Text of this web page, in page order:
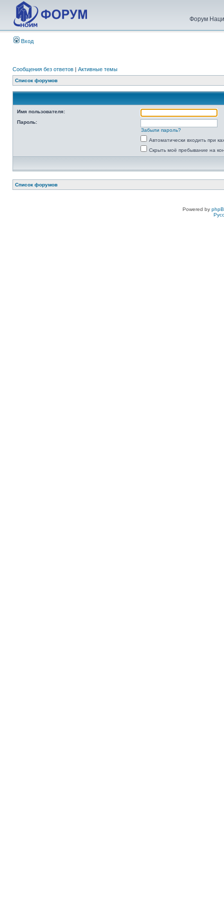
Форум
Вход
Сообщения без ответов | Активные темы
Список форумов
Имя пользователя:
Пароль:
Забыли пароль?
Автоматически входить при
Скрыть моё пребывание на
Список форумов
Powered by